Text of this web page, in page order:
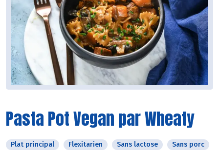
Pasta Pot Vegan par Wheaty
Plat principal Flexitarien Sans lactose
Sans porc